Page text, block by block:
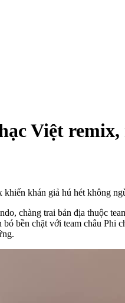
Việt
khán giả hú hét không
chàng trai bản địa thuộc
bền chặt với team châu